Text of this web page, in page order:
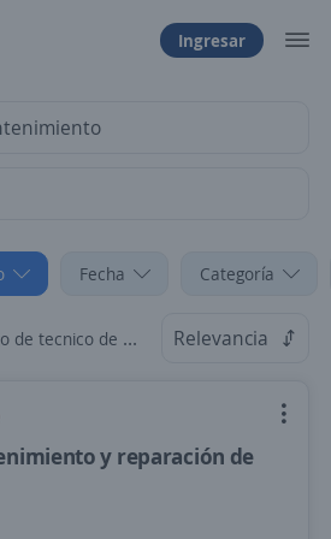
Ingresar
Fecha Categoría
en Medellín, Antioquia Relevancia
y reparación de